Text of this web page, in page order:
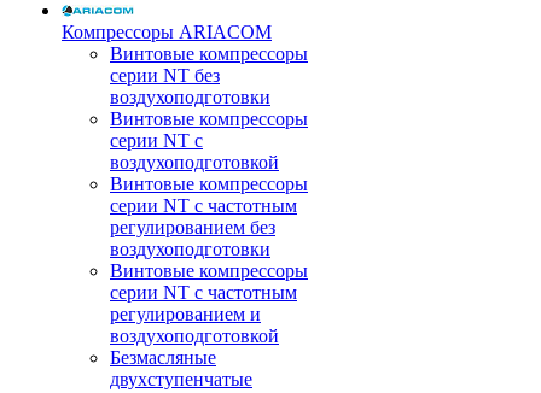
Компрессоры ARIACOM
Винтовые компрессоры
серии NT без
воздухоподготовки
Винтовые компрессоры
серии NT c
воздухоподготовкой
Винтовые компрессоры
серии NT с частотным
регулированием без
воздухоподготовки
Винтовые компрессоры
серии NT с частотным
регулированием и
воздухоподготовкой
Безмасляные
двухступенчатые